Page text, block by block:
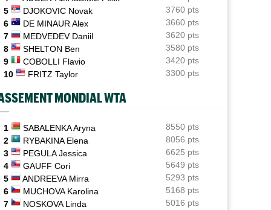
trop vite..."
08:36
ATP / WTA
Tous les résultats de ce mercredi 5 août 2026 et de la
nuit
08:14
ATP - Blessure
Les galères continuent pour Sebastian Korda, opéré du
dos...
ATP - Montréal
Shapovalov : "N'importe qui peut battre n'importe qui
sauf..."
ATP - Montréal
Auger-Aliassime : "Les forfaits ? L’une des
propositions..."
5
DJOKOVIC Novak
3760 pts
6
DE MINAUR Alex
3660 pts
7
MEDVEDEV Daniil
3620 pts
8
SHELTON Ben
3580 pts
9
COBOLLI Flavio
3420 pts
10
FRITZ Taylor 3300 pts
MONDIAL WTA
1 SABALENKA Aryna
8550 pts
2
RYBAKINA Elena
8056 pts
3
PEGULA Jessica
6625 pts
4
GAUFF Cori
5649 pts
5
ANDREEVA Mirra
5293 pts
6
MUCHOVA Karolina
5168 pts
7
NOSKOVA Linda
5016 pts